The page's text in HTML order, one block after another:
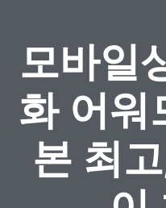
모바일
화 어워
본 최